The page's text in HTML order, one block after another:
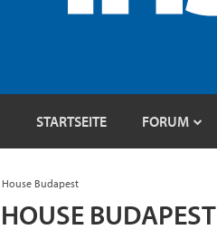
STARTSEITE FORUM
Budapest
BUDAPEST